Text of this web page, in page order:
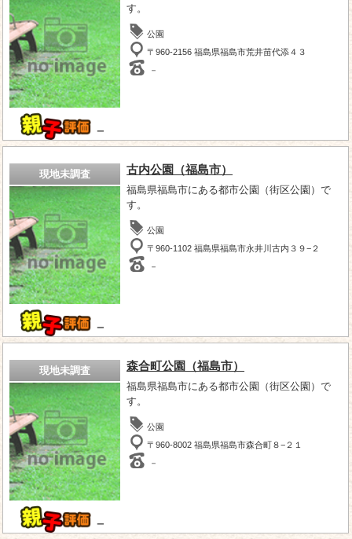
－
す。
公園
〒960-2156 福島県福島市荒井苗代添４３
－
現地未調査
－
古内公園（福島市）
福島県福島市にある都市公園（街区公園）で
す。
公園
〒960-1102 福島県福島市永井川古内３９−２
－
現地未調査
－
森合町公園（福島市）
福島県福島市にある都市公園（街区公園）で
す。
公園
〒960-8002 福島県福島市森合町８−２１
－